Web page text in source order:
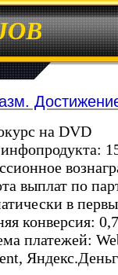
на DVD
выплат по
в
конверсия:
платежей: